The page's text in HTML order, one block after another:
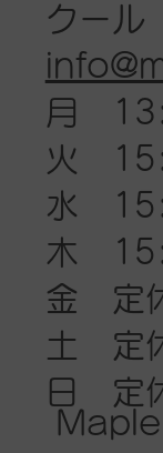
クール
月
火
水
木
金
土
​
日